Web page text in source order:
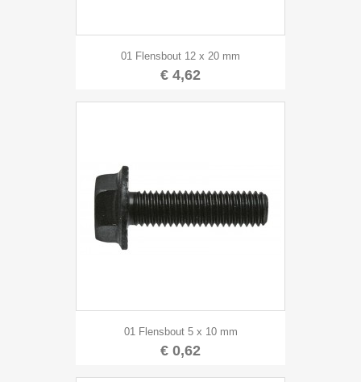
01 Flensbout 12 x 20 mm
€ 4,62
01 Flensbout 5 x 10 mm
€ 0,62